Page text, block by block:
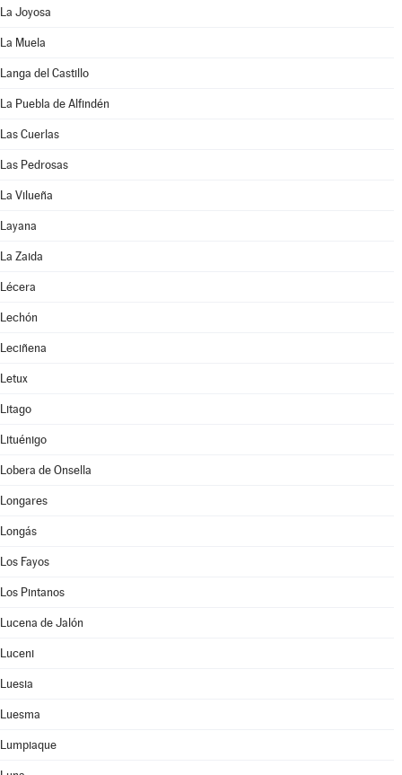
La Joyosa
La Muela
Langa del Castillo
La Puebla de Alfindén
Las Cuerlas
Las Pedrosas
La Vilueña
Layana
La Zaida
Lécera
Lechón
Leciñena
Letux
Litago
Lituénigo
Lobera de Onsella
Longares
Longás
Los Fayos
Los Pintanos
Lucena de Jalón
Luceni
Luesia
Luesma
Lumpiaque